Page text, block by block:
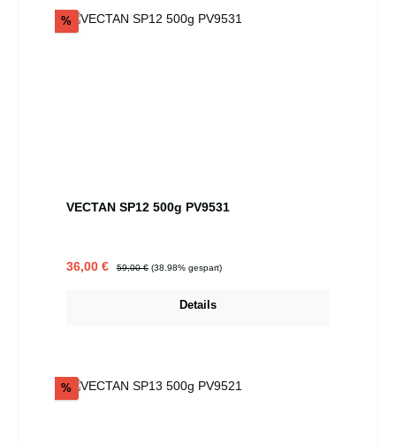
%Rabatt
VECTAN SP12 500g PV9531
Verkaufspreis:
36,00 € Regulärer Preis:
59,00 € (38.98% gespart)
Details
%Rabatt